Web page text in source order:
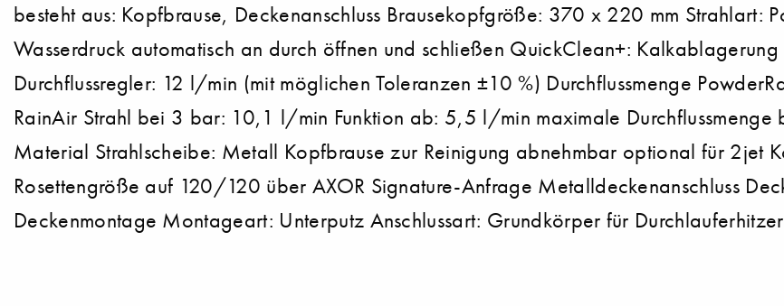
besteht aus: Kopfbrause, Deckenanschluss Brausekopfgröße: 370 x 220 mm Strahlart:
Wasserdruck automatisch an durch öffnen und schließen QuickClean+:
Durchflussregler: 12 l/min (mit möglichen Toleranzen ±10 %) Durchflussmenge
RainAir Strahl bei 3 bar: 10,1 l/min Funktion ab: 5,5 l/min maximale
Material Strahlscheibe: Metall Kopfbrause zur Reinigung abnehmbar optional für 2jet
Rosettengröße auf 120/120 über AXOR Signature-Anfrage Metalldeckenanschluss
Deckenmontage Montageart: Unterputz Anschlussart: Grundkörper für